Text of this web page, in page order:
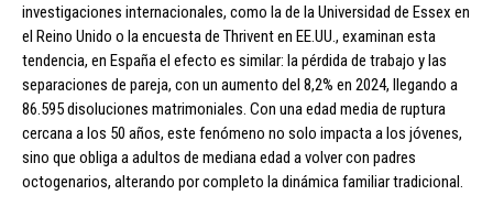
investigaciones internacionales, como la de la Universidad de Essex en
el Reino Unido o la encuesta de Thrivent en EE.UU., examinan esta
tendencia, en España el efecto es similar: la pérdida de trabajo y las
separaciones de pareja, con un aumento del 8,2% en 2024, llegando a
86.595 disoluciones matrimoniales. Con una edad media de ruptura
cercana a los 50 años, este fenómeno no solo impacta a los jóvenes,
sino que obliga a adultos de mediana edad a volver con padres
octogenarios, alterando por completo la dinámica familiar tradicional.